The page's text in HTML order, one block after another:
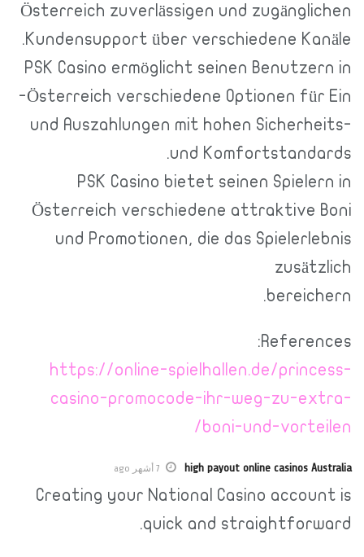
Österreich zuverlässigen und zugänglichen
Kundensupport über verschiedene Kanäle.
PSK Casino ermöglicht seinen Benutzern in
Österreich verschiedene Optionen für Ein-
und Auszahlungen mit hohen Sicherheits-
und Komfortstandards.
PSK Casino bietet seinen Spielern in
Österreich verschiedene attraktive Boni
und Promotionen, die das Spielerlebnis
zusätzlich
bereichern.
References:
https://online-spielhallen.de/princess-
casino-promocode-ihr-weg-zu-extra-
boni-und-vorteilen/
high payout online casinos Australia 7 أشهر ago
Creating your National Casino account is
quick and straightforward.